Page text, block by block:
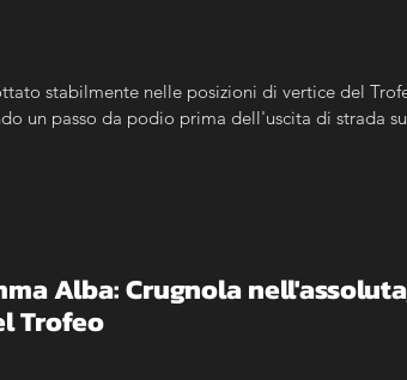
stabilmente nelle posizioni di vertice del
un passo da podio prima dell'uscita di strada
Alba: Crugnola
Trofeo